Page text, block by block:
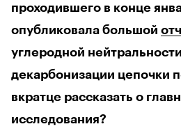
проходившего в конце
опубликовала большой
углеродной
декарбонизации цепочки
вкратце рассказать о
исследования?